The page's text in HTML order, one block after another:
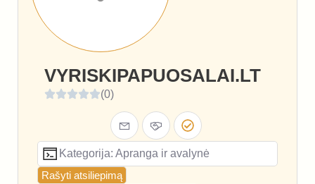
VYRISKIPAPUOSALAI.LT
(0)
Kategorija: Apranga ir avalynė
Rašyti atsiliepimą